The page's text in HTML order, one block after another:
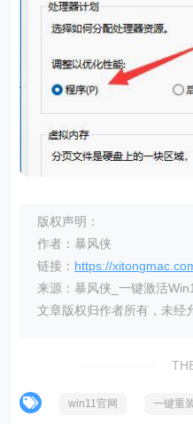
版权声明：
作者：暴风侠
链接： https://
来源：暴风侠_一键激活
文章版权归作者所有，未经
win11官网 一键重